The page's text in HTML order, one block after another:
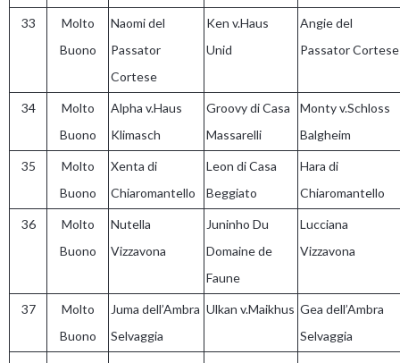
33
Molto
Buono
Naomi del
Passator
Cortese
Ken v.Haus
Unid
Angie del
Passator Cortese
34
Molto
Buono
Alpha v.Haus
Klimasch
Groovy di Casa
Massarelli
Monty v.Schloss
Balgheim
35
Molto
Buono
Xenta di
Chiaromantello
Leon di Casa
Beggiato
Hara di
Chiaromantello
36
Molto
Buono
Nutella
Vizzavona
Juninho Du
Domaine de
Faune
Lucciana
Vizzavona
37
Molto
Buono
Juma dell’Ambra
Selvaggia
Ulkan v.Maikhus Gea dell’Ambra
Selvaggia